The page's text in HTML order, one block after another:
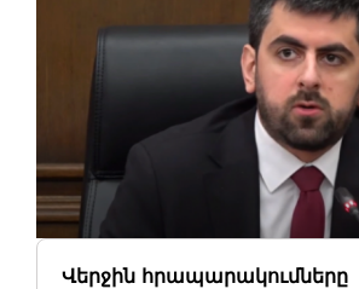
Վերջին հրապարակումները